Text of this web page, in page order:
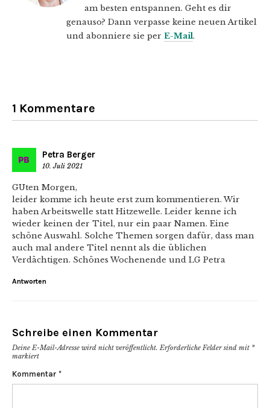
am besten entspannen. Geht es dir
genauso? Dann verpasse keine neuen Artikel
und abonniere sie per E-Mail.
1 Kommentare
Petra Berger
10. Juli 2021
GUten Morgen,
leider komme ich heute erst zum kommentieren. Wir
haben Arbeitswelle statt Hitzewelle. Leider kenne ich
wieder keinen der Titel, nur ein paar Namen. Eine
schöne Auswahl. Solche Themen sorgen dafür, dass man
auch mal andere Titel nennt als die üblichen
Verdächtigen. Schönes Wochenende und LG Petra
Antworten
Schreibe einen Kommentar
Deine E-Mail-Adresse wird nicht veröffentlicht. Erforderliche Felder sind mit *
markiert
Kommentar *